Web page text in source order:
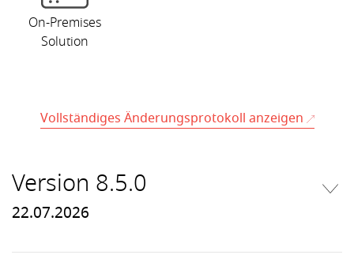
On-Premises
Solution
Vollständiges Änderungsprotokoll anzeigen
Version 8.5.0
22.07.2026